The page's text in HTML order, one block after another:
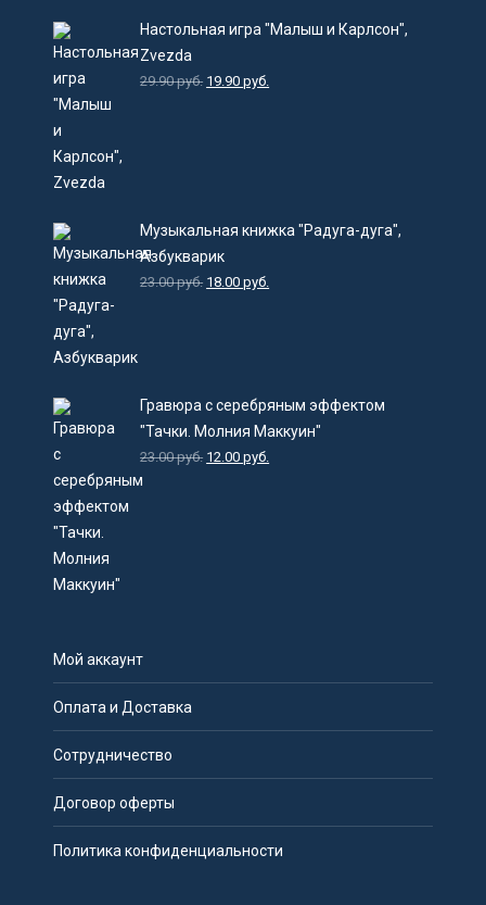
Настольная игра "Малыш и Карлсон",
Zvezda
29.90руб. 19.90руб.
Музыкальная книжка "Радуга-дуга",
Азбукварик
23.00руб. 18.00руб.
Гравюра с серебряным эффектом
"Тачки. Молния Маккуин"
23.00руб. 12.00руб.
Мой аккаунт
Оплата и Доставка
Сотрудничество
Договор оферты
Политика конфиденциальности